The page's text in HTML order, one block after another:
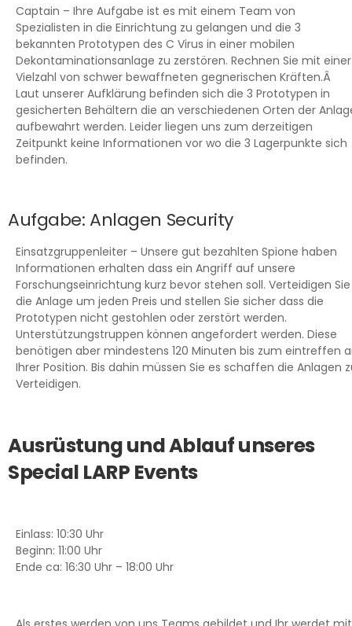
Captain – Ihre Aufgabe ist es mit einem Team von
Spezialisten in die Einrichtung zu gelangen und die 3
bekannten Prototypen des C Virus in einer mobilen
Dekontaminationsanlage zu zerstören. Rechnen Sie mit einer
Vielzahl von schwer bewaffneten gegnerischen Kräften.Â
Laut unserer Aufklärung befinden sich die 3 Prototypen in
gesicherten Behältern die an verschiedenen Orten der
aufbewahrt werden. Leider liegen uns zum derzeitigen
Zeitpunkt keine Informationen vor wo die 3 Lagerpunkte sich
befinden.
Aufgabe: Anlagen Security
Einsatzgruppenleiter – Unsere gut bezahlten Spione haben
Informationen erhalten dass ein Angriff auf unsere
Forschungseinrichtung kurz bevor stehen soll. Verteidigen Sie
die Anlage um jeden Preis und stellen Sie sicher dass die
Prototypen nicht gestohlen oder zerstört werden.
Unterstützungstruppen können angefordert werden. Diese
benötigen aber mindestens 120 Minuten bis zum eintreffen
Ihrer Position. Bis dahin müssen Sie es schaffen die Anlagen
Verteidigen.
Ausrüstung und Ablauf unseres
Special LARP Events
Einlass: 10:30 Uhr
Beginn: 11:00 Uhr
Ende ca: 16:30 Uhr – 18:00 Uhr